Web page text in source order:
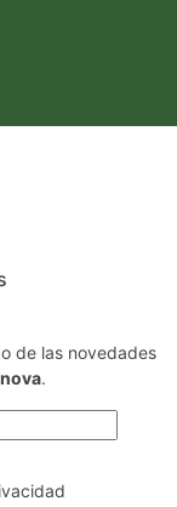
de las novedades
.